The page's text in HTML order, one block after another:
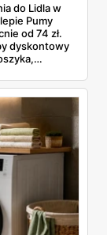
do Lidla w
Pumy
od 74 zł.
dyskontowy
naprawdę